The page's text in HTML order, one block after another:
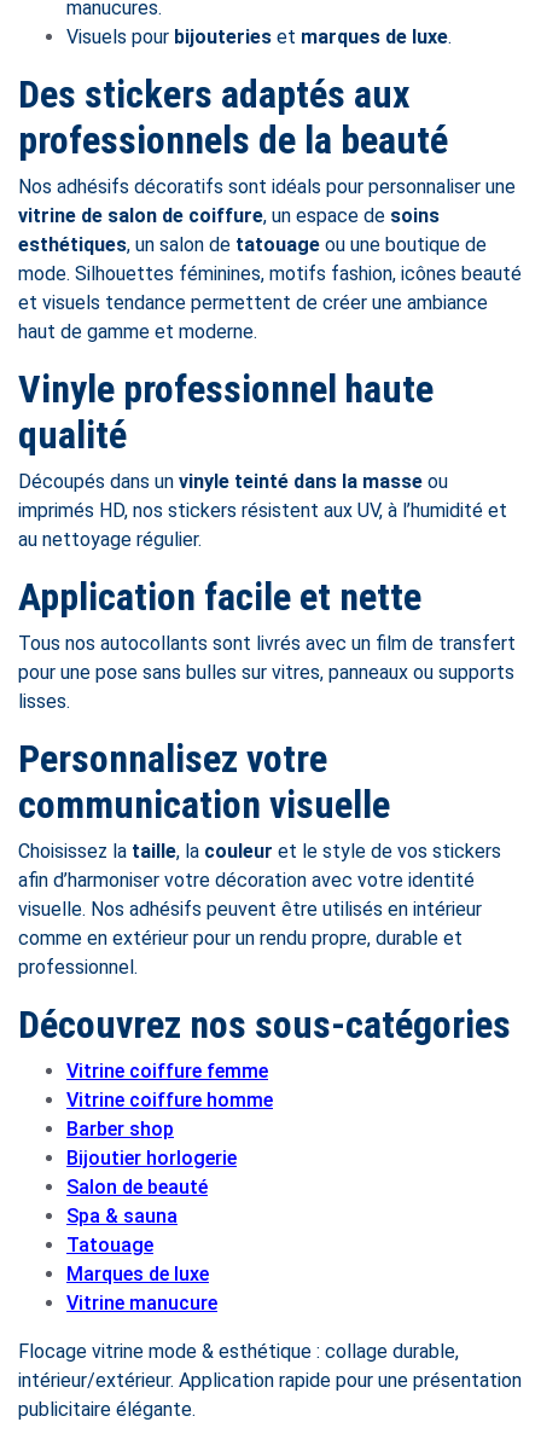
manucures.
Visuels pour bijouteries et marques de luxe.
Des stickers adaptés aux
professionnels de la beauté
Nos adhésifs décoratifs sont idéals pour personnaliser une
vitrine de salon de coiffure, un espace de soins
esthétiques, un salon de tatouage ou une boutique de
mode. Silhouettes féminines, motifs fashion, icônes beauté
et visuels tendance permettent de créer une ambiance
haut de gamme et moderne.
Vinyle professionnel haute
qualité
Découpés dans un vinyle teinté dans la masse ou
imprimés HD, nos stickers résistent aux UV, à l’humidité et
au nettoyage régulier.
Application facile et nette
Tous nos autocollants sont livrés avec un film de transfert
pour une pose sans bulles sur vitres, panneaux ou supports
lisses.
Personnalisez votre
communication visuelle
Choisissez la taille, la couleur et le style de vos stickers
afin d’harmoniser votre décoration avec votre identité
visuelle. Nos adhésifs peuvent être utilisés en intérieur
comme en extérieur pour un rendu propre, durable et
professionnel.
Découvrez nos sous-catégories
Vitrine coiffure femme
Vitrine coiffure homme
Barber shop
Bijoutier horlogerie
Salon de beauté
Spa & sauna
Tatouage
Marques de luxe
Vitrine manucure
Flocage vitrine mode & esthétique : collage durable,
intérieur/extérieur. Application rapide pour une présentation
publicitaire élégante.